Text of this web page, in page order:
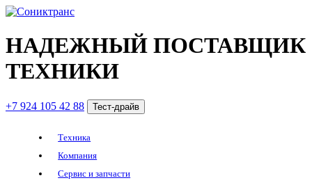
НАДЕЖНЫЙ ПОСТАВЩИК
ТЕХНИКИ
+7 924 105 42 88 Тест-драйв
Техника
Компания
Сервис и запчасти